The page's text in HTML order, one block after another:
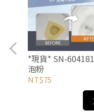
*現貨* SN-
泡粉
NT$75